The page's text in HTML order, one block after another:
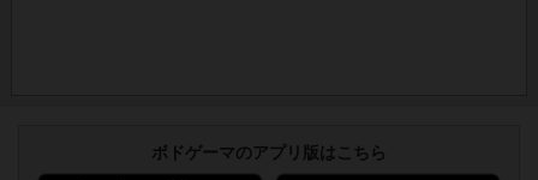
ボドゲーマのアプリ版はこちら